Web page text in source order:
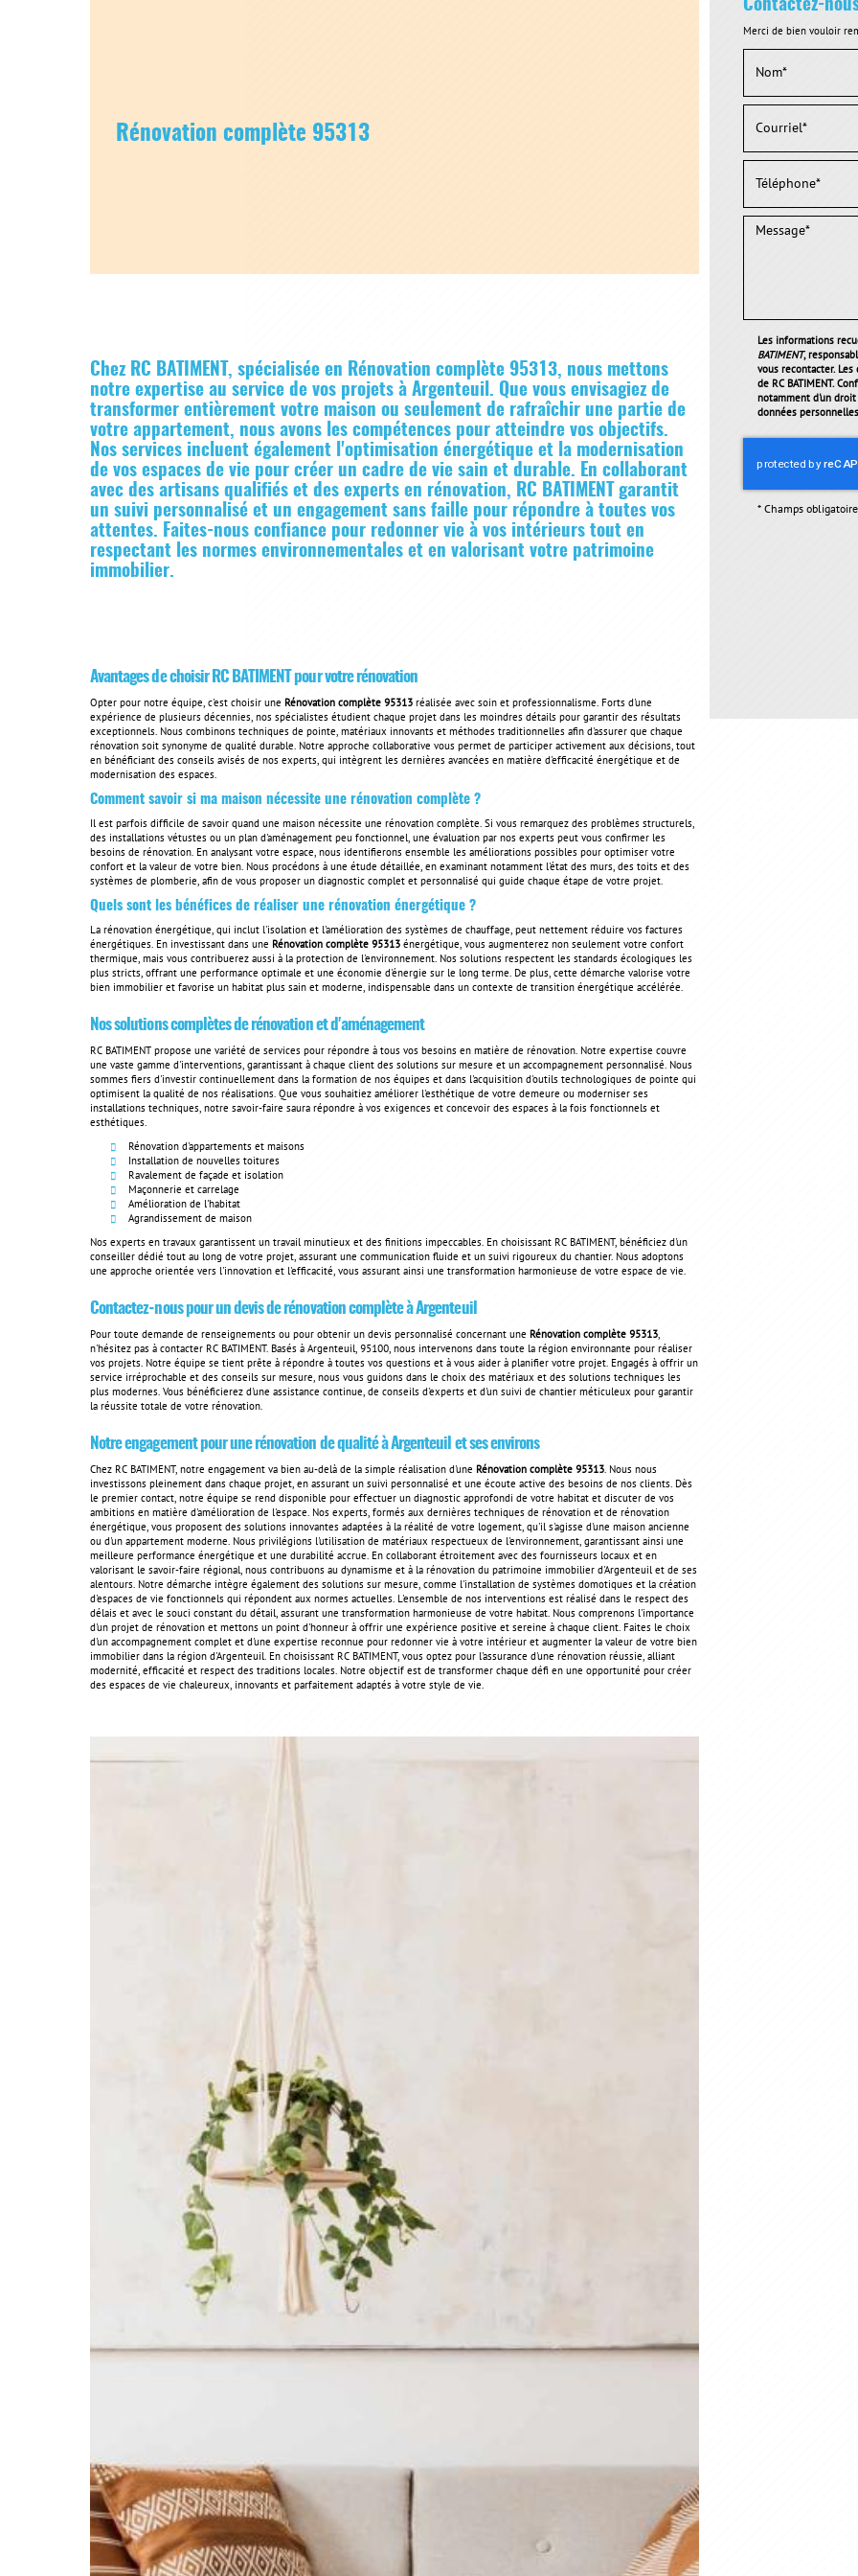
Rénovation complète 95313
Chez RC BATIMENT, spécialisée en Rénovation complète 95313, nous mettons
notre expertise au service de vos projets à Argenteuil. Que vous envisagiez de
transformer entièrement votre maison ou seulement de rafraîchir une partie de
votre appartement, nous avons les compétences pour atteindre vos objectifs.
Nos services incluent également l'optimisation énergétique et la modernisation
de vos espaces de vie pour créer un cadre de vie sain et durable. En collaborant
avec des artisans qualifiés et des experts en rénovation, RC BATIMENT garantit
un suivi personnalisé et un engagement sans faille pour répondre à toutes vos
attentes. Faites-nous confiance pour redonner vie à vos intérieurs tout en
respectant les normes environnementales et en valorisant votre patrimoine
immobilier.
Avantages de choisir RC BATIMENT pour votre rénovation
Opter pour notre équipe, c'est choisir une Rénovation complète 95313 réalisée avec soin et professionnalisme. Forts d'une
expérience de plusieurs décennies, nos spécialistes étudient chaque projet dans les moindres détails pour garantir des résultats
exceptionnels. Nous combinons techniques de pointe, matériaux innovants et méthodes traditionnelles afin d'assurer que chaque
rénovation soit synonyme de qualité durable. Notre approche collaborative vous permet de participer activement aux décisions, tout
en bénéficiant des conseils avisés de nos experts, qui intègrent les dernières avancées en matière d'efficacité énergétique et de
modernisation des espaces.
Comment savoir si ma maison nécessite une rénovation complète ?
Il est parfois difficile de savoir quand une maison nécessite une rénovation complète. Si vous remarquez des problèmes structurels,
des installations vétustes ou un plan d'aménagement peu fonctionnel, une évaluation par nos experts peut vous confirmer les
besoins de rénovation. En analysant votre espace, nous identifierons ensemble les améliorations possibles pour optimiser votre
confort et la valeur de votre bien. Nous procédons à une étude détaillée, en examinant notamment l'état des murs, des toits et des
systèmes de plomberie, afin de vous proposer un diagnostic complet et personnalisé qui guide chaque étape de votre projet.
Quels sont les bénéfices de réaliser une rénovation énergétique ?
La rénovation énergétique, qui inclut l'isolation et l'amélioration des systèmes de chauffage, peut nettement réduire vos factures
énergétiques. En investissant dans une Rénovation complète 95313 énergétique, vous augmenterez non seulement votre confort
thermique, mais vous contribuerez aussi à la protection de l'environnement. Nos solutions respectent les standards écologiques les
plus stricts, offrant une performance optimale et une économie d'énergie sur le long terme. De plus, cette démarche valorise votre
bien immobilier et favorise un habitat plus sain et moderne, indispensable dans un contexte de transition énergétique accélérée.
Nos solutions complètes de rénovation et d'aménagement
RC BATIMENT propose une variété de services pour répondre à tous vos besoins en matière de rénovation. Notre expertise couvre
une vaste gamme d'interventions, garantissant à chaque client des solutions sur mesure et un accompagnement personnalisé. Nous
sommes fiers d'investir continuellement dans la formation de nos équipes et dans l'acquisition d'outils technologiques de pointe qui
optimisent la qualité de nos réalisations. Que vous souhaitiez améliorer l'esthétique de votre demeure ou moderniser ses
installations techniques, notre savoir-faire saura répondre à vos exigences et concevoir des espaces à la fois fonctionnels et
esthétiques.
Rénovation d'appartements et maisons
Installation de nouvelles toitures
Ravalement de façade et isolation
Maçonnerie et carrelage
Amélioration de l'habitat
Agrandissement de maison
Nos experts en travaux garantissent un travail minutieux et des finitions impeccables. En choisissant RC BATIMENT, bénéficiez d'un
conseiller dédié tout au long de votre projet, assurant une communication fluide et un suivi rigoureux du chantier. Nous adoptons
une approche orientée vers l'innovation et l'efficacité, vous assurant ainsi une transformation harmonieuse de votre espace de vie.
Contactez-nous pour un devis de rénovation complète à Argenteuil
Pour toute demande de renseignements ou pour obtenir un devis personnalisé concernant une Rénovation complète 95313,
n'hésitez pas à contacter RC BATIMENT. Basés à Argenteuil, 95100, nous intervenons dans toute la région environnante pour réaliser
vos projets. Notre équipe se tient prête à répondre à toutes vos questions et à vous aider à planifier votre projet. Engagés à offrir un
service irréprochable et des conseils sur mesure, nous vous guidons dans le choix des matériaux et des solutions techniques les
plus modernes. Vous bénéficierez d'une assistance continue, de conseils d'experts et d'un suivi de chantier méticuleux pour garantir
la réussite totale de votre rénovation.
Notre engagement pour une rénovation de qualité à Argenteuil et ses environs
Chez RC BATIMENT, notre engagement va bien au-delà de la simple réalisation d'une Rénovation complète 95313. Nous nous
investissons pleinement dans chaque projet, en assurant un suivi personnalisé et une écoute active des besoins de nos clients. Dès
le premier contact, notre équipe se rend disponible pour effectuer un diagnostic approfondi de votre habitat et discuter de vos
ambitions en matière d'amélioration de l'espace. Nos experts, formés aux dernières techniques de rénovation et de rénovation
énergétique, vous proposent des solutions innovantes adaptées à la réalité de votre logement, qu'il s'agisse d'une maison ancienne
ou d'un appartement moderne. Nous privilégions l'utilisation de matériaux respectueux de l'environnement, garantissant ainsi une
meilleure performance énergétique et une durabilité accrue. En collaborant étroitement avec des fournisseurs locaux et en
valorisant le savoir-faire régional, nous contribuons au dynamisme et à la rénovation du patrimoine immobilier d'Argenteuil et de ses
alentours. Notre démarche intègre également des solutions sur mesure, comme l'installation de systèmes domotiques et la création
d'espaces de vie fonctionnels qui répondent aux normes actuelles. L'ensemble de nos interventions est réalisé dans le respect des
délais et avec le souci constant du détail, assurant une transformation harmonieuse de votre habitat. Nous comprenons l'importance
d'un projet de rénovation et mettons un point d'honneur à offrir une expérience positive et sereine à chaque client. Faites le choix
d'un accompagnement complet et d'une expertise reconnue pour redonner vie à votre intérieur et augmenter la valeur de votre bien
immobilier dans la région d'Argenteuil. En choisissant RC BATIMENT, vous optez pour l'assurance d'une rénovation réussie, alliant
modernité, efficacité et respect des traditions locales. Notre objectif est de transformer chaque défi en une opportunité pour créer
des espaces de vie chaleureux, innovants et parfaitement adaptés à votre style de vie.
Contactez-
Merci de bien vouloir
Les informations
BATIMENT,
vous recontacter.
de RC BATIMENT.
notamment d'un
données
*Champs